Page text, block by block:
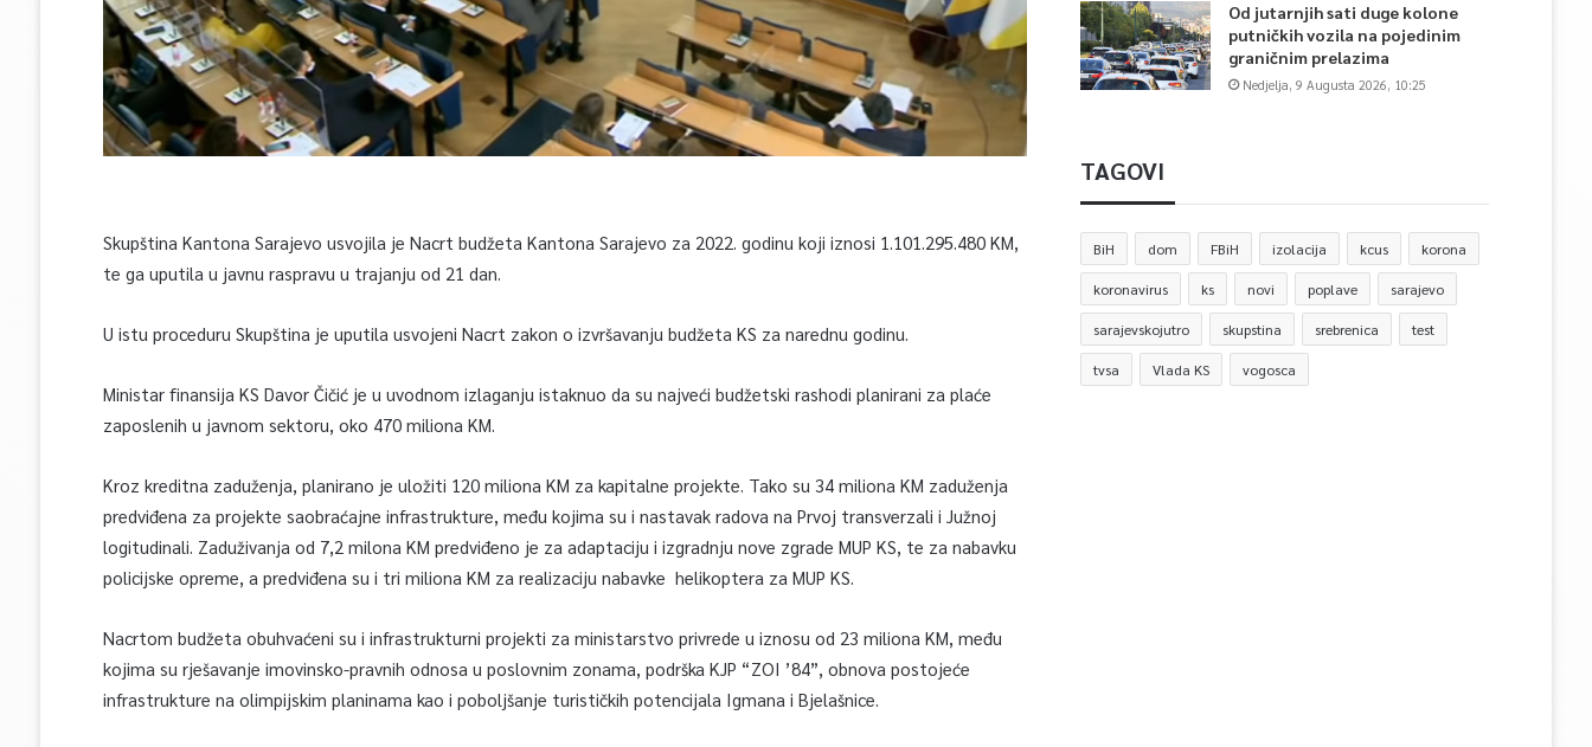
Skupština Kantona Sarajevo usvojila je Nacrt budžeta Kantona Sarajevo za 2022. godinu koji iznosi 1.101.295.480 KM,
te ga uputila u javnu raspravu u trajanju od 21 dan.
U istu proceduru Skupština je uputila usvojeni Nacrt zakon o izvršavanju budžeta KS za narednu godinu.
Ministar finansija KS Davor Čičić je u uvodnom izlaganju istaknuo da su najveći budžetski rashodi planirani za plaće
zaposlenih u javnom sektoru, oko 470 miliona KM.
Kroz kreditna zaduženja, planirano je uložiti 120 miliona KM za kapitalne projekte. Tako su 34 miliona KM zaduženja
predviđena za projekte saobraćajne infrastrukture, među kojima su i nastavak radova na Prvoj transverzali i Južnoj
logitudinali. Zaduživanja od 7,2 milona KM predviđeno je za adaptaciju i izgradnju nove zgrade MUP KS, te za nabavku
policijske opreme, a predviđena su i tri miliona KM za realizaciju nabavke helikoptera za MUP KS.
Nacrtom budžeta obuhvaćeni su i infrastrukturni projekti za ministarstvo privrede u iznosu od 23 miliona KM, među
kojima su rješavanje imovinsko-pravnih odnosa u poslovnim zonama, podrška KJP “ZOI ’84”, obnova postojeće
infrastrukture na olimpijskim planinama kao i poboljšanje turističkih potencijala Igmana i Bjelašnice.
Od jutarnjih sati duge kolone
putničkih vozila na pojedinim
graničnim prelazima
Nedjelja, 9 Augusta 2026, 10:25
TAGOVI
BiH dom FBiH izolacija kcus korona
koronavirus ks novi poplave sarajevo
sarajevskojutro skupstina srebrenica test
tvsa Vlada KS vogosca